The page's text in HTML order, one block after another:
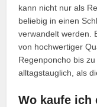
kann nicht nur als
beliebig in einen
verwandelt werden.
von hochwertiger
Regenponcho bis
alltagstauglich, als
Wo kaufe ich